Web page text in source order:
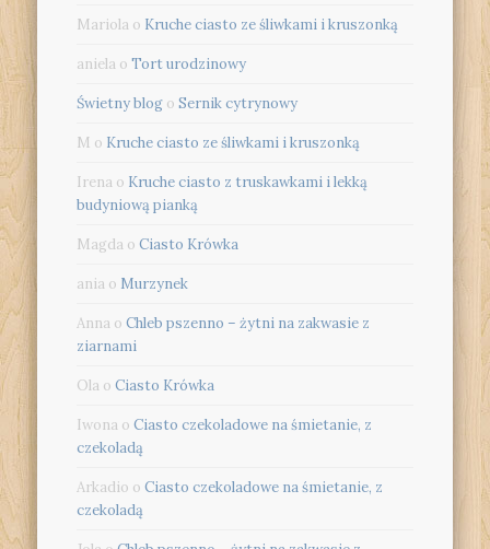
Mariola o Kruche ciasto ze śliwkami i kruszonką
aniela oTort urodzinowy
Świetny blog oSernik cytrynowy
M o Kruche ciasto ze śliwkami i kruszonką
Irena o Kruche ciasto z truskawkami i lekką
budyniową pianką
Magda oCiasto Krówka
ania o Murzynek
Anna oChleb pszenno – żytni na zakwasie z
ziarnami
Ola oCiasto Krówka
Iwona oCiasto czekoladowe na śmietanie, z
czekoladą
Arkadio oCiasto czekoladowe na śmietanie, z
czekoladą